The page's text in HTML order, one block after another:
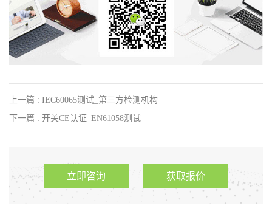
上一篇 : IEC60065测试_第三方检测机构
下一篇 : 开关CE认证_EN61058测试
立即咨询 获取报价